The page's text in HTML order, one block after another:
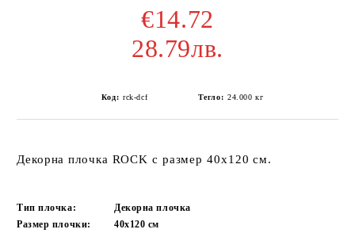
€14.72
28.79лв.
Код: rck-dcf Тегло: 24.000 кг
Декорна плочка ROCK с размер 40х120 см.
Тип плочка:
Декорна плочка
Размер плочки:
40x120 см